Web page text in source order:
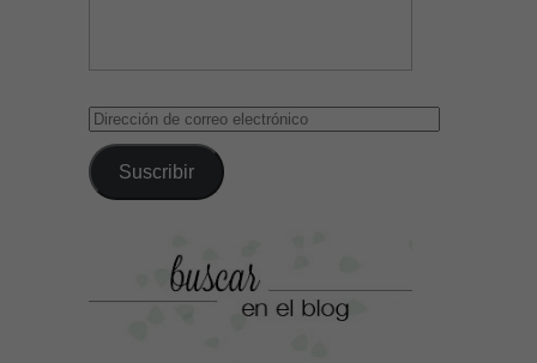
Dirección
de
correo
electrónico
Suscribir